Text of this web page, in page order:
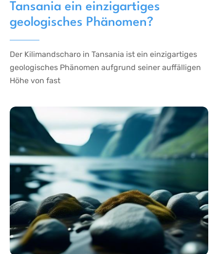
Tansania ein einzigartiges
geologisches Phänomen?
Der Kilimandscharo in Tansania ist ein einzigartiges
geologisches Phänomen aufgrund seiner auffälligen
Höhe von fast